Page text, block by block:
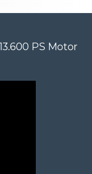
PS Motor